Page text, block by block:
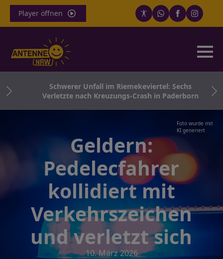
Player öffnen
Schwerer Unfall im Riemekeviertel: Sechs
Verletzte nach Kreuzungs-Crash in Paderborn
Foto wurde mit
KI generiert
Geldern:
Pedelecfahrer
kollidiert mit
Verkehrszeichen
und verletzt sich
10. März 2026